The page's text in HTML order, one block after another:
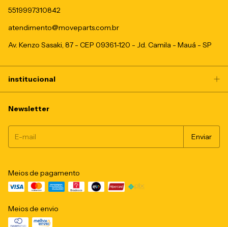
5519997310842
atendimento@moveparts.com.br
Av. Kenzo Sasaki, 87 - CEP 09361-120 - Jd. Camila - Mauá - SP
institucional
Newsletter
Meios de pagamento
Meios de envio